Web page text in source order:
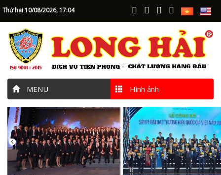
Thứ hai 10/08/2026,17:04
MENU Hình ảnh